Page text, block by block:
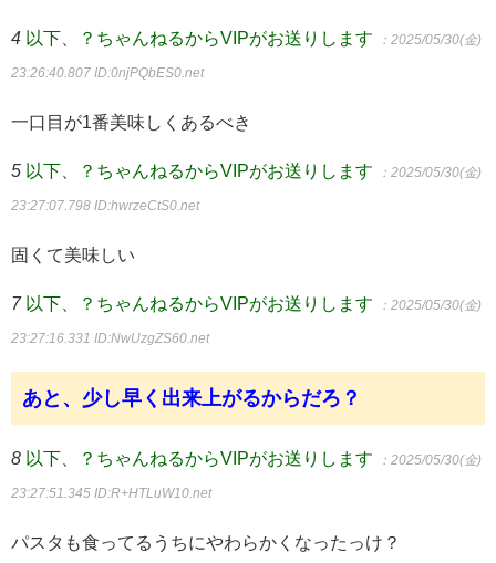
4 以下、？ちゃんねるからVIPがお送りします ：2025/05/30(金)
23:26:40.807 ID:0njPQbES0.net
一口目が1番美味しくあるべき
5 以下、？ちゃんねるからVIPがお送りします ：2025/05/30(金)
23:27:07.798 ID:hwrzeCtS0.net
固くて美味しい
7 以下、？ちゃんねるからVIPがお送りします ：2025/05/30(金)
23:27:16.331 ID:NwUzgZS60.net
あと、少し早く出来上がるからだろ？
8 以下、？ちゃんねるからVIPがお送りします ：2025/05/30(金)
23:27:51.345 ID:R+HTLuW10.net
パスタも食ってるうちにやわらかくなったっけ？